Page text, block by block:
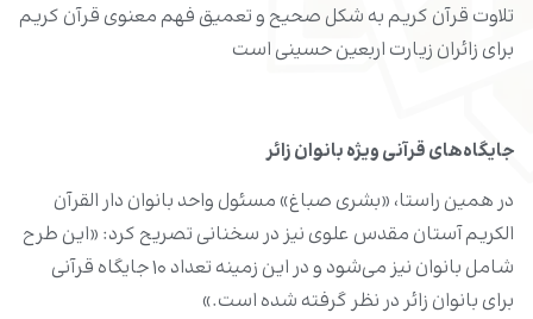
تلاوت قرآن کریم به شکل صحیح و تعمیق فهم معنوی قرآن کریم
برای زائران زیارت اربعین حسینی است
جایگاه‌های قرآنی ویژه بانوان زائر
در همین راستا، «بشری صباغ» مسئول واحد بانوان دار القرآن
الکریم آستان مقدس علوی نیز در سخنانی تصریح کرد: «این طرح
شامل بانوان نیز می‌شود و در این زمینه تعداد ۱۰ جایگاه قرآنی
برای بانوان زائر در نظر گرفته شده است.»